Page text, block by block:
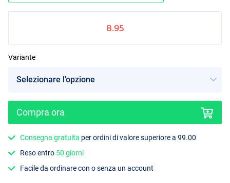
8.95
Variante
Compra ora
Consegna gratuita per ordini di valore superiore a 99.00
Reso entro 50 giorni
Facile da ordinare con o senza un account